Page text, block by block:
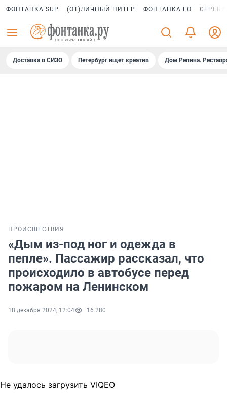
ФОНТАНКА SUP (ОТ)ЛИЧНЫЙ ПИТЕР ФОНТАНКА ГО
Доставка в СИЗО Петербург ищет креатив Дом Репина.
ПРОИСШЕСТВИЯ
«Дым из-под ног и одежда в
пепле». Пассажир рассказал, что
происходило в автобусе перед
пожаром на Ленинском
18 декабря 2024, 12:04 16 280
Не удалось загрузить VIQEO